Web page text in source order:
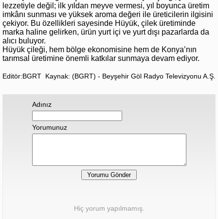
lezzetiyle değil; ilk yıldan meyve vermesi, yıl boyunca üretim
imkânı sunması ve yüksek aroma değeri ile üreticilerin ilgisini
çekiyor. Bu özellikleri sayesinde Hüyük, çilek üretiminde
marka haline gelirken, ürün yurt içi ve yurt dışı pazarlarda da
alıcı buluyor.
Hüyük çileği, hem bölge ekonomisine hem de Konya’nın
tarımsal üretimine önemli katkılar sunmaya devam ediyor.
Editör:BGRT Kaynak: (BGRT) - Beyşehir Göl Radyo Televizyonu A.Ş.
Adınız
Yorumunuz
Hiç yorum yapılmamış.